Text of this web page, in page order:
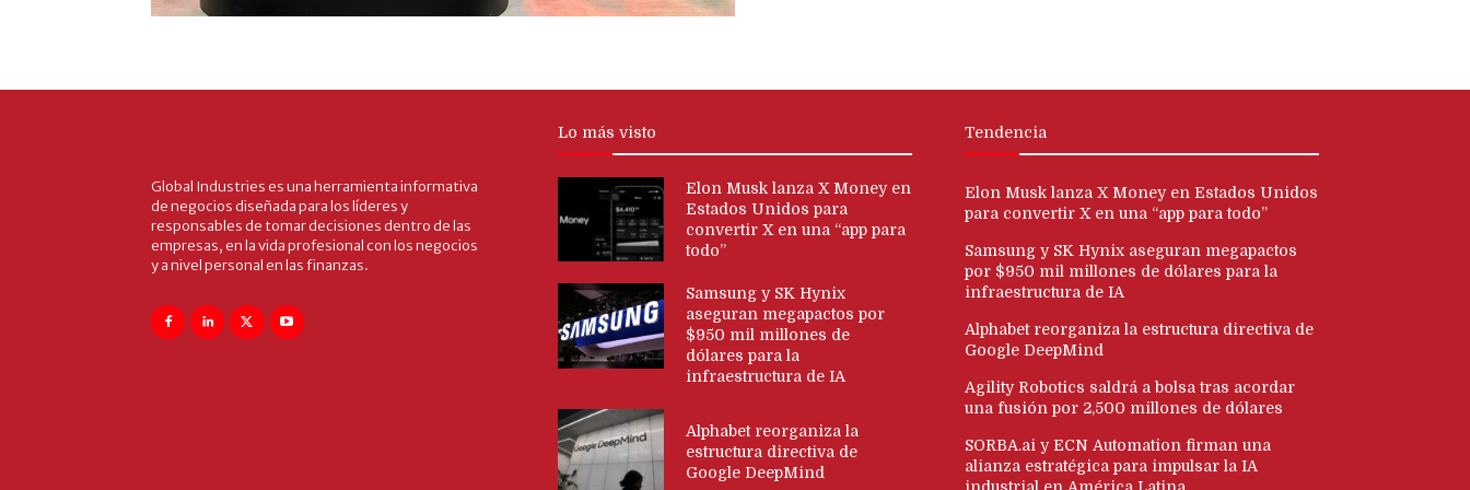
Global Industries es una herramienta informativa
de negocios diseñada para los líderes y
responsables de tomar decisiones dentro de las
empresas, en la vida profesional con los negocios
y a nivel personal en las finanzas.
Lo más visto
Elon Musk lanza X Money en
Estados Unidos para
convertir X en una “app para
todo”
Samsung y SK Hynix
aseguran megapactos por
$950 mil millones de
dólares para la
infraestructura de IA
Alphabet reorganiza la
estructura directiva de
Google DeepMind
Tendencia
Elon Musk lanza X Money en Estados Unidos
para convertir X en una “app para todo”
Samsung y SK Hynix aseguran megapactos
por $950 mil millones de dólares para la
infraestructura de IA
Alphabet reorganiza la estructura directiva de
Google DeepMind
Agility Robotics saldrá a bolsa tras acordar
una fusión por 2,500 millones de dólares
SORBA.ai y ECN Automation firman una
alianza estratégica para impulsar la IA
industrial en América Latina